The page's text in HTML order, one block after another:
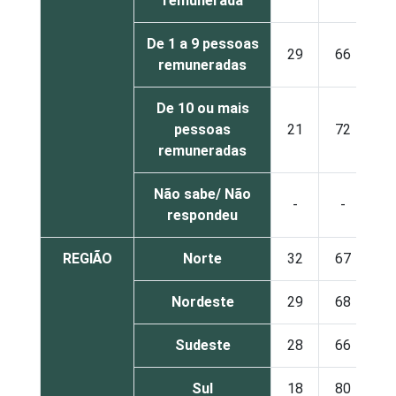
De 1 a 9 pessoas
remuneradas
29 66
De 10 ou mais
pessoas
remuneradas
21 72
Não sabe/ Não
respondeu
- -
REGIÃO Norte 32 67
Nordeste 29 68
Sudeste 28 66
Sul 18 80